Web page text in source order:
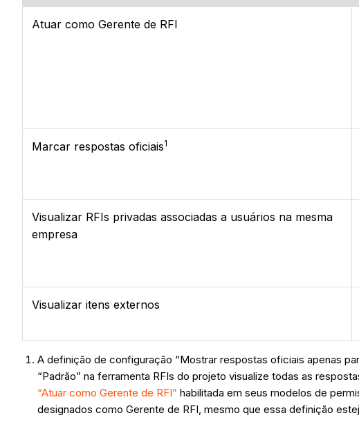
Atuar como Gerente de RFI
Marcar respostas oficiais1
Visualizar RFIs privadas associadas a usuários na mesma
empresa
Visualizar itens externos
A definição de configuração “Mostrar respostas oficiais apenas
“Padrão” na ferramenta RFIs do projeto visualize todas as
“Atuar como Gerente de RFI” habilitada em seus modelos de
designados como Gerente de RFI, mesmo que essa definição